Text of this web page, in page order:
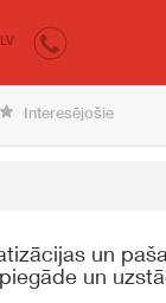
LV
Interesējošie
un
un